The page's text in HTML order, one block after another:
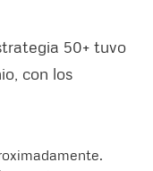
50+ tuvo
con los